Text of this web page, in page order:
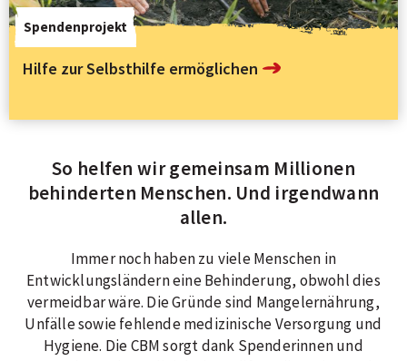
Spendenprojekt
Hilfe zur Selbsthilfe ermöglichen
So helfen wir gemeinsam Millionen
behinderten Menschen. Und irgendwann
allen.
Immer noch haben zu viele Menschen in
Entwicklungsländern eine Behinderung, obwohl dies
vermeidbar wäre. Die Gründe sind Mangelernährung,
Unfälle sowie fehlende medizinische Versorgung und
Hygiene. Die CBM sorgt dank Spenderinnen und